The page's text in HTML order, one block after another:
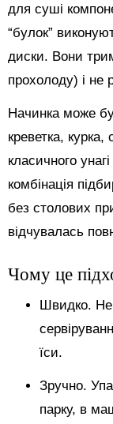
для суші
“булок”
диски. Вони
прохолоду) і не
Начинка може
креветка,
класичного
комбінація
без столових
відчувалась
Чому це
Швидко. Не
їси.
Зручно.
парку, в